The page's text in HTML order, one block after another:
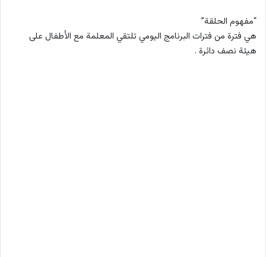
“مفهوم الحلقة”
هي فترة من فترات البرنامج اليومي تلتقي المعلمة مع الأطفال على
هيئة نصف دائرة .